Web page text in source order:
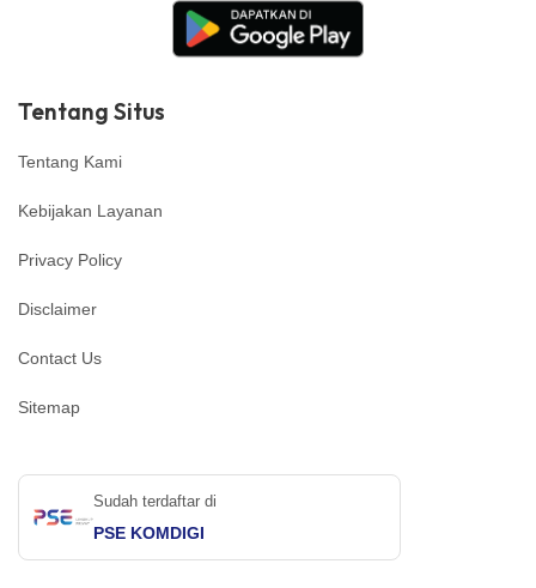
Tentang Situs
Tentang Kami
Kebijakan Layanan
Privacy Policy
Disclaimer
Contact Us
Sitemap
Sudah terdaftar di
PSE KOMDIGI